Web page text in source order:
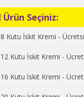
Ürün Seçiniz:
8 Kutu İskit Kremi -
12 Kutu İskit Kremi -
16 Kutu İskit Kremi -